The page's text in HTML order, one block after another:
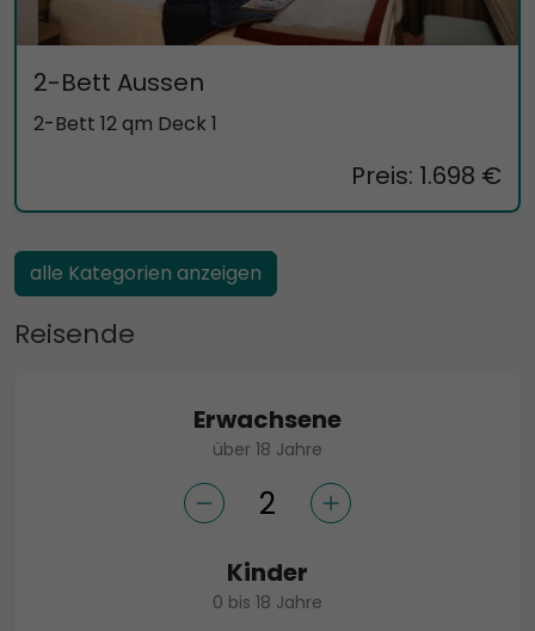
2-Bett Aussen
2-Bett 12 qm Deck 1
Preis: 1.698 €
alle Kategorien anzeigen
Reisende
Erwachsene
über 18 Jahre
Kinder
0 bis 18 Jahre